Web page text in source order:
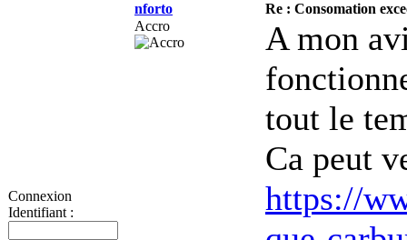
Connexion
Identifiant :
nforto
Re : Consomation
Accro
A mon
tout le
Ca peut
https://